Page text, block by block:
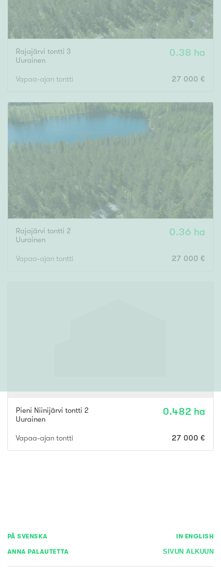
Rajajärvi tontti 3
Uurainen
0.38 ha
Vapaa-ajan tontti 27 000 €
Rajajärvi tontti 2
Uurainen
0.36 ha
Vapaa-ajan tontti 27 000 €
Pieni Niinijärvi tontti 2
Uurainen
0.482 ha
Vapaa-ajan tontti 27 000 €
PÅ SVENSKA IN ENGLISH
ANNA PALAUTETTA SIVUN ALKUUN